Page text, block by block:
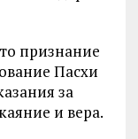
признание
Пасхи
за
и вера.